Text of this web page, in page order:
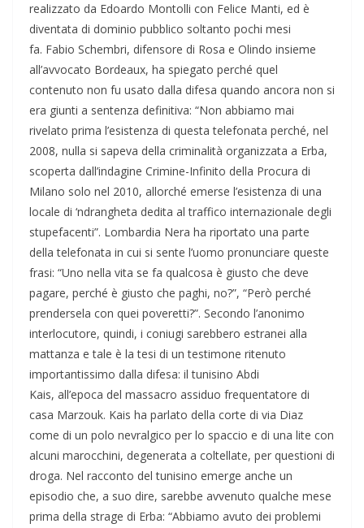
realizzato da Edoardo Montolli con Felice Manti, ed è
diventata di dominio pubblico soltanto pochi mesi
fa. Fabio Schembri, difensore di Rosa e Olindo insieme
all’avvocato Bordeaux, ha spiegato perché quel
contenuto non fu usato dalla difesa quando ancora non si
era giunti a sentenza definitiva: “Non abbiamo mai
rivelato prima l’esistenza di questa telefonata perché, nel
2008, nulla si sapeva della criminalità organizzata a Erba,
scoperta dall’indagine Crimine-Infinito della Procura di
Milano solo nel 2010, allorché emerse l’esistenza di una
locale di ‘ndrangheta dedita al traffico internazionale degli
stupefacenti”. Lombardia Nera ha riportato una parte
della telefonata in cui si sente l’uomo pronunciare queste
frasi: “Uno nella vita se fa qualcosa è giusto che deve
pagare, perché è giusto che paghi, no?”, “Però perché
prendersela con quei poveretti?”. Secondo l’anonimo
interlocutore, quindi, i coniugi sarebbero estranei alla
mattanza e tale è la tesi di un testimone ritenuto
importantissimo dalla difesa: il tunisino Abdi
Kais, all’epoca del massacro assiduo frequentatore di
casa Marzouk. Kais ha parlato della corte di via Diaz
come di un polo nevralgico per lo spaccio e di una lite con
alcuni marocchini, degenerata a coltellate, per questioni di
droga. Nel racconto del tunisino emerge anche un
episodio che, a suo dire, sarebbe avvenuto qualche mese
prima della strage di Erba: “Abbiamo avuto dei problemi